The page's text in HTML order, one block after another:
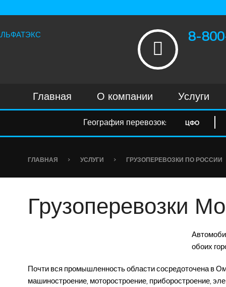
8-
Главная О компании Услуги
География перевозок: ЦФО
ГЛАВНАЯ › УСЛУГИ › ГРУЗОПЕРЕВОЗКИ ПО РОССИИ
Грузоперевозки
обоих
Почти вся промышленность области сосредоточена в
машиностроение, моторостроение, приборостроение,